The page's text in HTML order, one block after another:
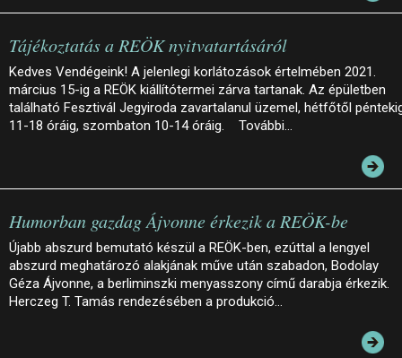
Tájékoztatás a REÖK nyitvatartásáról
Kedves Vendégeink! A jelenlegi korlátozások értelmében 2021.
március 15-ig a REÖK kiállítótermei zárva tartanak. Az épületben
található Fesztivál Jegyiroda zavartalanul üzemel, hétfőtől
11-18 óráig, szombaton 10-14 óráig. További…
Humorban gazdag Ájvonne érkezik a REÖK-be
Újabb abszurd bemutató készül a REÖK-ben, ezúttal a lengyel
abszurd meghatározó alakjának műve után szabadon, Bodolay
Géza Ájvonne, a berliminszki menyasszony című darabja érkezik.
Herczeg T. Tamás rendezésében a produkció…